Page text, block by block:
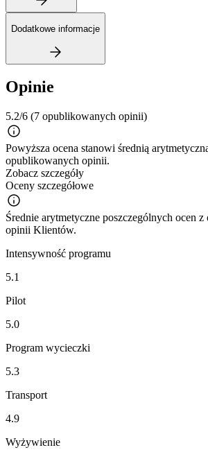
Dodatkowe informacje
Opinie
5.2/6 (7 opublikowanych opinii)
Powyższa ocena stanowi średnią
opublikowanych opinii.
Zobacz szczegóły
Oceny szczegółowe
Średnie arytmetyczne poszczególnych ocen
opinii Klientów.
Intensywność programu
5.1
Pilot
5.0
Program wycieczki
5.3
Transport
4.9
Wyżywienie